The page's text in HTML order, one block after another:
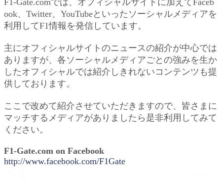
F1-Gate.comでは、オフィシャルサイトに加えてFaceb
ook、Twitter、YouTubeといったソーシャルメディアを
利用してF1情報を発信しています。
主にオフィシャルサイトのニュースの紹介が中心では
ありますが、各ソーシャルメディアごとの強みを生か
したオフィシャルでは紹介しきれないコンテンツも提
供しております。
ここで改めて紹介させていただきますので、皆さまに
マッチするメディアがありましたら是非利用してみて
ください。
F1-Gate.com on Facebook
http://www.facebook.com/F1Gate